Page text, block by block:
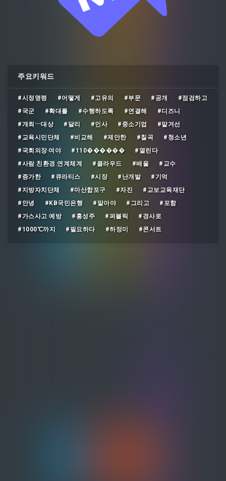
주요키워드
#시정명령 #어떻게 #고유의 #부문 #공개
#점검하고
#국군
#확대를 #수행하도록 #연결해
#디즈니
#개최⋯대상
#달리 #인사 #중소기업
#맡겨선
#교육시민단체
#비교해 #제안한 #칠곡
#청소년
#국회의장‧여야
#110������
#열린다
#사람․친환경․연계체계
#클라우드 #배울
#교수
#증가한
#큐라티스 #시장 #난개발
#기억
#지방자치단체
#마산합포구 #자진
#교보교육재단
#안녕
#KB국민은행 #말아야 #그리고
#포함
#가스사고 예방
#홍성주 #퍼블릭
#경사로
#1000℃까지
#필요하다 #하정미 #콘서트